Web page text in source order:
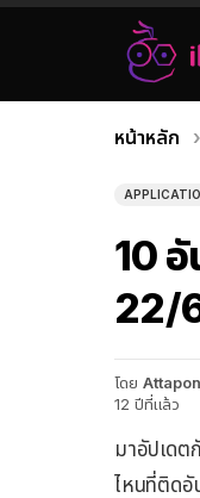
เรื่อง
ล่าสุด
คุณอยู่ที่นี่:
หน้าหลัก
10
22/
โดย
12 ปีที่แล้ว
มาอัปเด
ไหนที่ติดอั